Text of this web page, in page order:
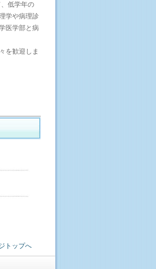
低学年の
学や病理診
医学部と病
を歓迎しま
トップへ